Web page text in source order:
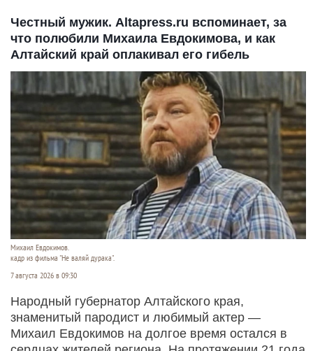
Честный мужик. Altapress.ru вспоминает, за
что полюбили Михаила Евдокимова, и как
Алтайский край оплакивал его гибель
Михаил Евдокимов.
кадр из фильма "Не валяй дурака".
7 августа 2026 в 09:30
Народный губернатор Алтайского края,
знаменитый пародист и любимый актер —
Михаил Евдокимов на долгое время остался в